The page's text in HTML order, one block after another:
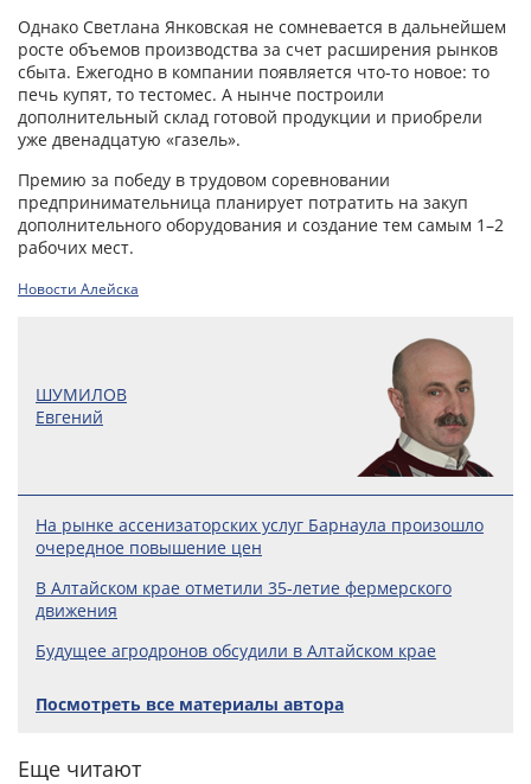
Однако Светлана Янковская не сомневается в дальнейшем
росте объемов производства за счет расширения рынков
сбыта. Ежегодно в компании появляется что-то новое: то
печь купят, то тестомес. А нынче построили
дополнительный склад готовой продукции и приобрели
уже двенадцатую «газель».
Премию за победу в трудовом соревновании
предпринимательница планирует потратить на закуп
дополнительного оборудования и создание тем самым 1–2
рабочих мест.
Новости Алейска
ШУМИЛОВ
Евгений
На рынке ассенизаторских услуг Барнаула произошло
очередное повышение цен
В Алтайском крае отметили 35-летие фермерского
движения
Будущее агродронов обсудили в Алтайском крае
Посмотреть все материалы автора
Еще читают